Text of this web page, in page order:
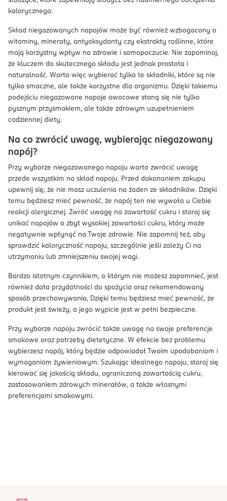
kalorycznego.
Skład niegazowanych napojów może być również wzbogacony o
witaminy, minerały, antyoksydanty czy ekstrakty roślinne, które
mają korzystny wpływ na zdrowie i samopoczucie. Nie zapominaj,
że kluczem do skutecznego składu jest jednak prostota i
naturalność. Warto więc wybierać tylko te składniki, które są nie
tylko smaczne, ale także korzystne dla organizmu. Dzięki takiemu
podejściu niegazowane napoje owocowe staną się nie tylko
pysznym przysmakiem, ale także zdrowym uzupełnieniem
codziennej diety.
Na co zwrócić uwagę, wybierając niegazowany
napój?
Przy wyborze niegazowanego napoju warto zwrócić uwagę
przede wszystkim na skład napoju. Przed dokonaniem zakupu
upewnij się, że nie masz uczulenia na żaden ze składników. Dzięki
temu będziesz mieć pewność, że napój ten nie wywoła u Ciebie
reakcji alergicznej. Zwróć uwagę na zawartość cukru i staraj się
unikać napojów o zbyt wysokiej zawartości cukru, który może
negatywnie wpłynąć na Twoje zdrowie. Nie zapomnij też, aby
sprawdzić kaloryczność napoju, szczególnie jeśli zależy Ci na
utrzymaniu lub zmniejszeniu swojej wagi.
Bardzo istotnym czynnikiem, o którym nie możesz zapomnieć, jest
również data przydatności do spożycia oraz rekomendowany
sposób przechowywania, Dzięki temu będziesz mieć pewność, że
produkt jest świeży, a jego wypicie jest w pełni bezpieczne.
Przy wyborze napoju zwrócić także uwagę na swoje preferencje
smakowe oraz potrzeby dietetyczne. W efekcie bez problemu
wybierzesz napój, który będzie odpowiadał Twoim upodobaniom i
wymaganiom żywieniowym. Szukając idealnego napoju, staraj się
kierować się jakością składu, ograniczoną zawartością cukru,
zastosowaniem zdrowych minerałów, a także własnymi
preferencjami smakowymi.